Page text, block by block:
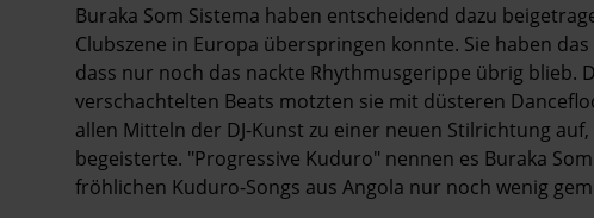
Buraka Som Sistema haben entscheidend dazu
Clubszene in Europa überspringen konnte. Sie haben
dass nur noch das nackte Rhythmusgerippe übrig blieb.
verschachtelten Beats motzten sie mit düsteren
allen Mitteln der DJ-Kunst zu einer neuen Stilrichtung
begeisterte. "Progressive Kuduro" nennen es Buraka
fröhlichen Kuduro-Songs aus Angola nur noch wenig